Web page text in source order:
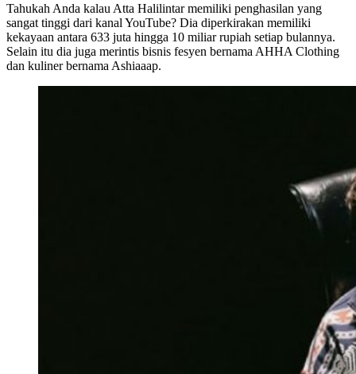
Tahukah Anda kalau Atta Halilintar memiliki penghasilan yang
sangat tinggi dari kanal YouTube? Dia diperkirakan memiliki
kekayaan antara 633 juta hingga 10 miliar rupiah setiap bulannya.
Selain itu dia juga merintis bisnis fesyen bernama AHHA Clothing
dan kuliner bernama Ashiaaap.